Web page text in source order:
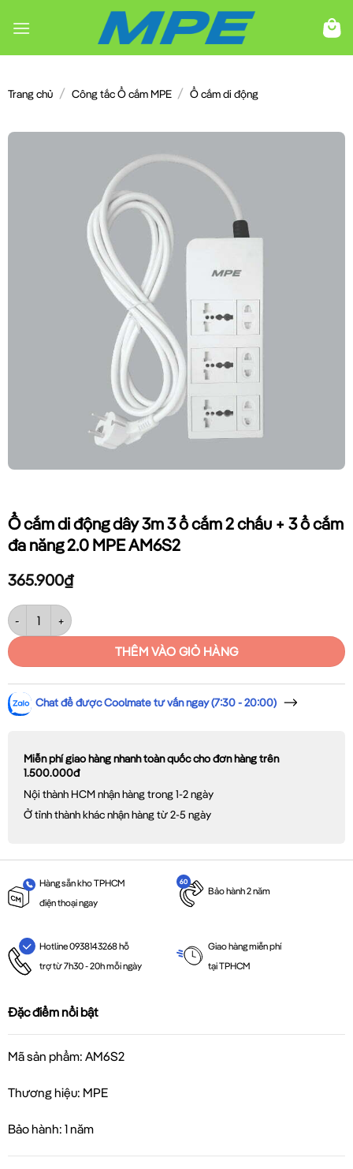
đến
Trang chủ / Công tắc Ổ cắm MPE / Ổ cắm di động
Ổ cắm di động dây 3m 3 ổ cắm 2 chấu + 3 ổ cắm
đa năng 2.0 MPE AM6S2
365.900₫
Ổ cắm di động dây 3m 3 ổ cắm 2 chấu + 3 ổ cắm đa năng 2.0 MPE
THÊM VÀO GIỎ HÀNG
Chat để được Coolmate tư vấn ngay (7:30 - 20:00)
Miễn phí giao hàng nhanh toàn quốc cho đơn hàng trên
1.500.000đ
Nội thành HCM nhận hàng trong 1-2 ngày
Ở tỉnh thành khác nhận hàng từ 2-5 ngày
Hàng sẵn kho TPHCM
điện thoại ngay
Bảo hành 2 năm
Hotline 0938143268 hỗ
trợ từ 7h30 - 20h mỗi ngày
Giao hàng miễn phí
tại TPHCM
Đặc điểm nổi bật
Mã sản phẩm: AM6S2
Thương hiệu: MPE
Bảo hành: 1 năm